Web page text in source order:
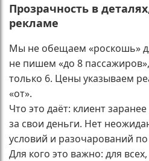
Прозрачность в
рекламе
Мы не обещаем «роскошь»
не пишем «до 8
только 6. Цены указываем
«от».
Что это даёт: клиент
за свои деньги. Нет
условий и разочарований по
Для кого это важно: для